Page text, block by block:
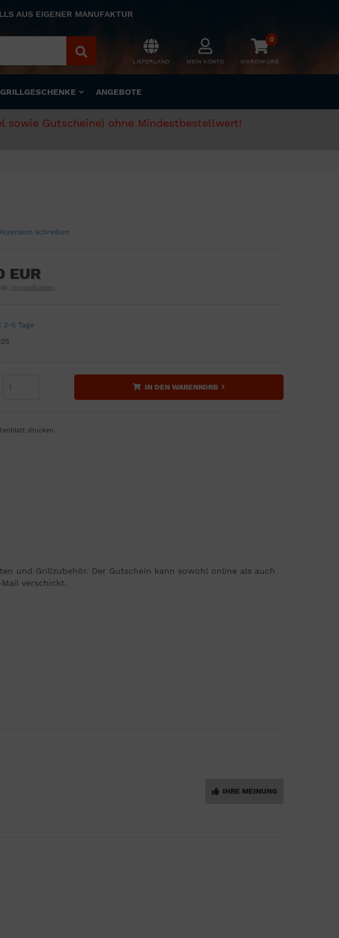
AUS EIGENER MANUFAKTUR
LIEFERLAND MEIN KONTO
0
WARENKORB
GRILLGESCHENKE ANGEBOTE
sowie Gutscheine) ohne Mindestbestellwert!
schreiben
EUR
Versandkosten
2-5 Tage
IN DEN WARENKORB
drucken
und Grillzubehör. Der Gutschein kann sowohl online als auch
verschickt.
IHRE MEINUNG